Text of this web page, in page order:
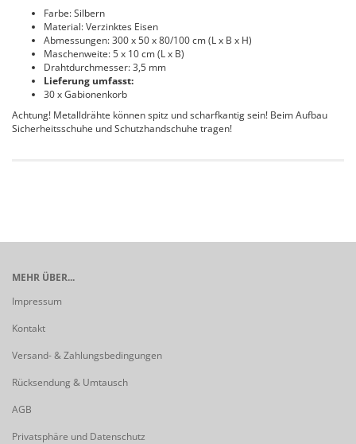
Farbe: Silbern
Material: Verzinktes Eisen
Abmessungen: 300 x 50 x 80/100 cm (L x B x H)
Maschenweite: 5 x 10 cm (L x B)
Drahtdurchmesser: 3,5 mm
Lieferung umfasst:
30 x Gabionenkorb
Achtung! Metalldrähte können spitz und scharfkantig sein! Beim Aufbau
Sicherheitsschuhe und Schutzhandschuhe tragen!
MEHR ÜBER...
Impressum
Kontakt
Versand- & Zahlungsbedingungen
Rücksendung & Umtausch
AGB
Privatsphäre und Datenschutz